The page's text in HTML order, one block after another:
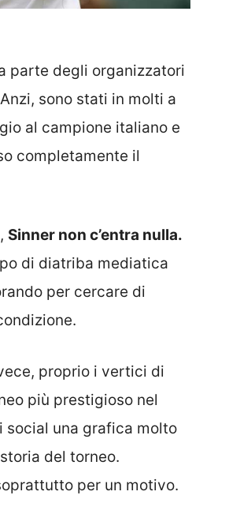
parte degli organizzatori
sono stati in molti a
al campione italiano e
completamente il
Sinner non c’entra nulla.
di diatriba mediatica
per cercare di
proprio i vertici di
più prestigioso nel
social una grafica molto
del torneo.
per un motivo.